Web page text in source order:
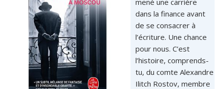
dans la finance avant
de se consacrer à
l’écriture. Une chance
pour nous. C’est
l’histoire, comprends-
tu, du comte Alexandre
Ilitch Rostov, membre